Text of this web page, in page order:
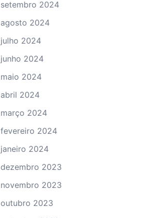
setembro 2024
agosto 2024
julho 2024
junho 2024
maio 2024
abril 2024
março 2024
fevereiro 2024
janeiro 2024
dezembro 2023
novembro 2023
outubro 2023